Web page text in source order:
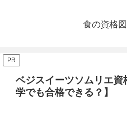
食の資格
PR
ベジスイーツソムリエ資
学でも合格できる？】